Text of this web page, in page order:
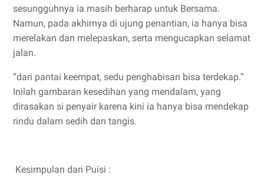
sesungguhnya ia masih berharap untuk Bersama.
Namun, pada akhirnya di ujung penantian, ia hanya bisa
merelakan dan melepaskan, serta mengucapkan selamat
jalan.
“dari pantai keempat, sedu penghabisan bisa terdekap.”
Inilah gambaran kesedihan yang mendalam, yang
dirasakan si penyair karena kini ia hanya bisa mendekap
rindu dalam sedih dan tangis.
Kesimpulan dari Puisi :